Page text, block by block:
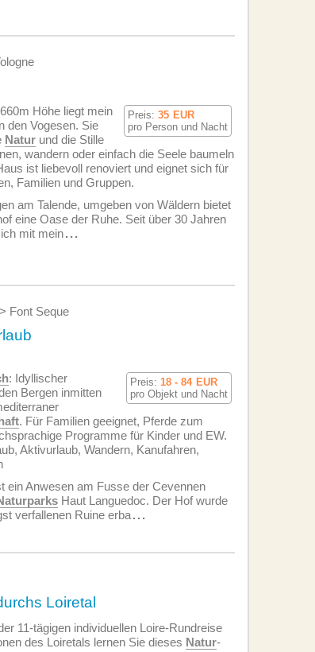
Preis: 35 EUR
pro Person und Nacht
Höhe liegt mein
den Vogesen. Sie
Natur und die Stille
wandern oder einfach die Seele baumeln
ist liebevoll renoviert und eignet sich für
Familien und Gruppen.
am Talende, umgeben von Wäldern bietet
eine Oase der Ruhe. Seit über 30 Jahren
mit mein...
Font Seque
Preis: 18 - 84 EUR
pro Objekt und Nacht
: Idyllischer
Bergen inmitten
. Für Familien geeignet, Pferde zum
Programme für Kinder und EW.
Aktivurlaub, Wandern, Kanufahren,
ein Anwesen am Fusse der Cevennen
Haut Languedoc. Der Hof wurde
verfallenen Ruine erba...
Loiretal
11-tägigen individuellen Loire-Rundreise
des Loiretals lernen Sie dieses Natur-